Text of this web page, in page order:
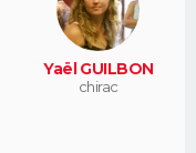
Yaël GUILBON
chirac